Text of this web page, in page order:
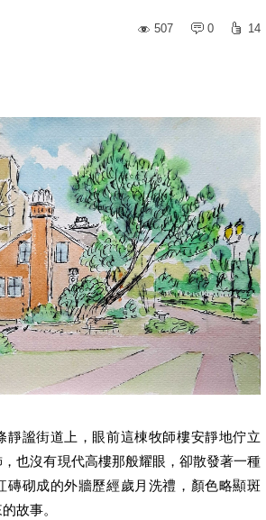
507
0 14
靜謐街道上，眼前這棟牧師樓安靜地佇立
也沒有現代高樓那般耀眼，卻散發著一種
磚砌成的外牆歷經歲月洗禮，顏色略顯斑
故事。